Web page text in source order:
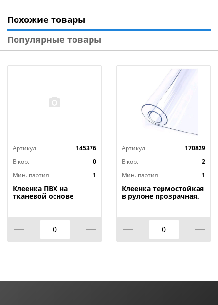
Похожие товары
Популярные товары
Артикул
145376
В кор.
0
Мин. партия
1
Клеенка ПВХ на
тканевой основе
потертости, грязные
края
Артикул
170829
В кор.
2
Мин. партия
1
Клеенка термостойкая
в рулоне прозрачная,
HOZBAT